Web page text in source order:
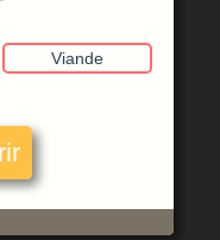
Viande